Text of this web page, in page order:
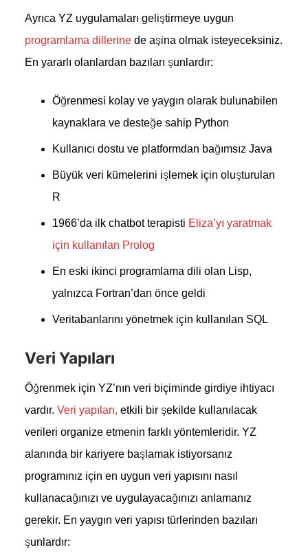
Ayrıca YZ uygulamaları geliştirmeye uygun
programlama dillerine de aşina olmak isteyeceksiniz.
En yararlı olanlardan bazıları şunlardır:
Öğrenmesi kolay ve yaygın olarak bulunabilen
kaynaklara ve desteğe sahip Python
Kullanıcı dostu ve platformdan bağımsız Java
Büyük veri kümelerini işlemek için oluşturulan
R
1966’da ilk chatbot terapisti Eliza’yı yaratmak
için kullanılan Prolog
En eski ikinci programlama dili olan Lisp,
yalnızca Fortran’dan önce geldi
Veritabanlarını yönetmek için kullanılan SQL
Veri Yapıları
Öğrenmek için YZ’nın veri biçiminde girdiye ihtiyacı
vardır. Veri yapıları, etkili bir şekilde kullanılacak
verileri organize etmenin farklı yöntemleridir. YZ
alanında bir kariyere başlamak istiyorsanız
programınız için en uygun veri yapısını nasıl
kullanacağınızı ve uygulayacağınızı anlamanız
gerekir. En yaygın veri yapısı türlerinden bazıları
şunlardır: